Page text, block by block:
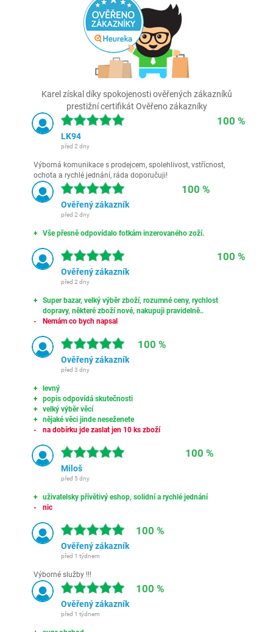
Karel získal díky spokojenosti ověřených zákazníků
prestižní certifikát Ověřeno zákazníky
100 %
LK94
před 2 dny
Výborná komunikace s prodejcem, spolehlivost, vstřícnost,
ochota a rychlé jednání, ráda doporučuji!
100 %
Ověřený zákazník
před 2 dny
Vše přesně odpovídalo fotkám inzerovaného zoží.
100 %
Ověřený zákazník
před 2 dny
Super bazar, velký výběr zboží, rozumné ceny, rychlost
dopravy, některé zboží nové, nakupuji pravidelně..
Nemám co bych napsal
100 %
Ověřený zákazník
před 3 dny
levný
popis odpovídá skutečnosti
velký výběr věcí
nějaké věci jinde neseženete
na dobírku jde zaslat jen 10 ks zboží
100 %
Miloš
před 5 dny
uživatelsky přívětivý eshop, solidní a rychlé jednání
nic
100 %
Ověřený zákazník
před 1 týdnem
Výborné služby !!!
100 %
Ověřený zákazník
před 1 týdnem